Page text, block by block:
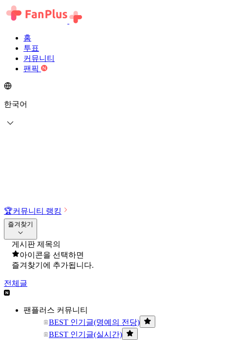
홈
투표
커뮤니티
팬픽
한국어
🏆커뮤니티 랭킹
즐겨찾기
게시판 제목의
아이콘을 선택하면
즐겨찾기에 추가됩니다.
전체글
팬플러스 커뮤니티
BEST 인기글(명예의 전당)
BEST 인기글(실시간)